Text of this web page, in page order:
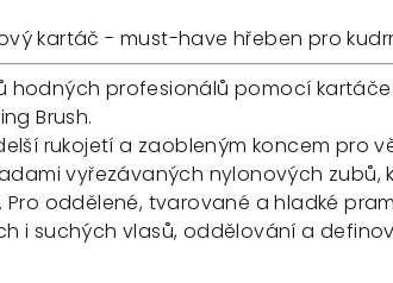
kartáč - must-have hřeben pro
hodných profesionálů pomocí kartáče
Brush.
rukojetí a zaobleným koncem pro
vyřezávaných nylonových zubů,
Pro oddělené, tvarované a hladké
i suchých vlasů, oddělování a